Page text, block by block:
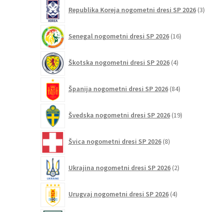
Republika Koreja nogometni dresi SP 2026 3
Senegal nogometni dresi SP 2026 16izdelkov
Škotska nogometni dresi SP 2026 4izdelki
Španija nogometni dresi SP 2026 84izdelkov
Švedska nogometni dresi SP 2026 19izdelkov
Švica nogometni dresi SP 2026 8izdelkov
Ukrajina nogometni dresi SP 2026 2izdelka
Urugvaj nogometni dresi SP 2026 4izdelki